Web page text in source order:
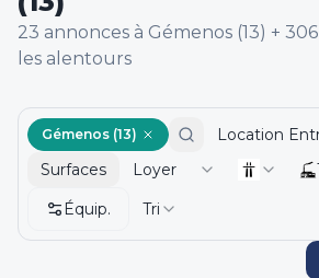
23 annonces à Gémenos (13) + 306
les alentours
Gémenos (13)
Location
Surfaces
Loyer
Équip.
Tri